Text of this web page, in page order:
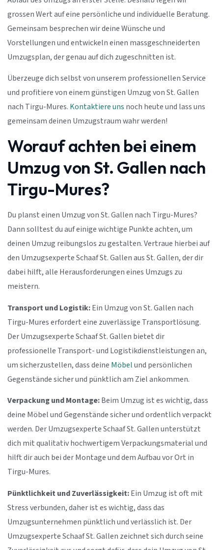
grossen Wert auf eine persönliche und individuelle Beratung.
Gemeinsam besprechen wir deine Wünsche und
Vorstellungen und entwickeln einen massgeschneiderten
Umzugsplan, der genau auf dich zugeschnitten ist.
Überzeuge dich selbst von unserem professionellen Service
und profitiere von einem günstigen Umzug von St. Gallen
nach Tirgu-Mures. Kontaktiere uns noch heute und lass uns
gemeinsam deinen Umzugstraum wahr werden!
Worauf achten bei einem
Umzug von St. Gallen nach
Tirgu-Mures?
Du planst einen Umzug von St. Gallen nach Tirgu-Mures?
Dann solltest du auf einige wichtige Punkte achten, um
deinen Umzug reibungslos zu gestalten. Vertraue hierbei auf
den Umzugsexperte Schaaf St. Gallen aus St. Gallen, der dir
dabei hilft, alle Herausforderungen eines Umzugs zu
meistern.
Transport und Logistik:Ein Umzug von St. Gallen nach
Tirgu-Mures erfordert eine zuverlässige Transportlösung.
Der Umzugsexperte Schaaf St. Gallen bietet dir
professionelle Transport- und Logistikdienstleistungen an,
um sicherzustellen, dass deine Möbelund persönlichen
Gegenstände sicher und pünktlich am Ziel ankommen.
Verpackung und Montage:Beim Umzug ist es wichtig, dass
deine Möbel und Gegenstände sicher und ordentlich verpackt
werden. Der Umzugsexperte Schaaf St. Gallen unterstützt
dich mit qualitativ hochwertigem Verpackungsmaterial und
hilft dir auch bei der Montage und dem Aufbau vor Ort in
Tirgu-Mures.
Pünktlichkeit und Zuverlässigkeit:Ein Umzug ist oft mit
Stress verbunden, daher ist es wichtig, dass das
Umzugsunternehmen pünktlich und verlässlich ist. Der
Umzugsexperte Schaaf St. Gallen zeichnet sich durch seine